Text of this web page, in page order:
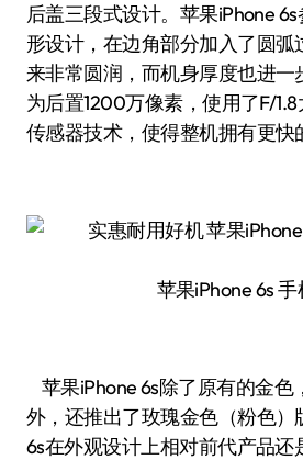
后盖三段式设计。苹果iPhone
形设计，在边角部分加入了圆弧
来非常圆润，而机身厚度也进一
为后置1200万像素，使用了F/
传感器技术，使得整机拥有更快
苹果iPhone 6s
苹果iPhone 6s除了原有的金色
外，还推出了玫瑰金色（粉色）
6s在外观设计上相对前代产品还